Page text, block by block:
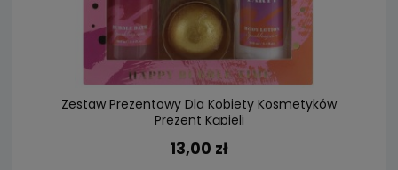
Zestaw Prezentowy Dla Kobiety Kosmetyków
Prezent Kąpieli
13,00 zł